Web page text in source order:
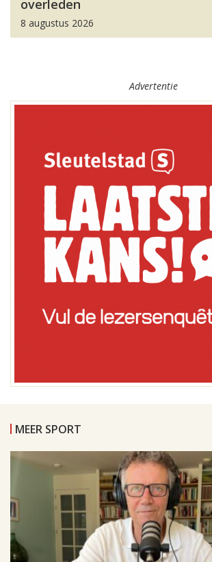
overleden
8 augustus 2026
Advertentie
MEER SPORT